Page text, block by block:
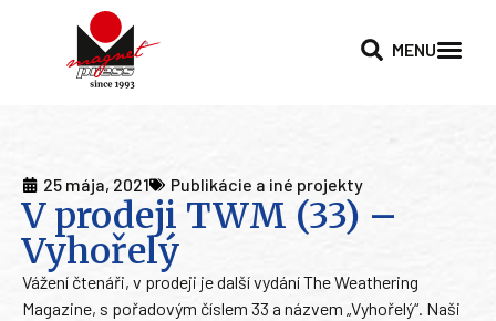
MENU
25 mája, 2021 Publikácie a iné projekty
V prodeji TWM (33) –
Vyhořelý
Vážení čtenáři, v prodeji je další vydání The Weathering
Magazine, s pořadovým číslem 33 a názvem „Vyhořelý“. Naši